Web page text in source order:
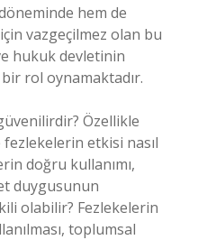
hem de
vazgeçilmez olan bu
hukuk devletinin
rol oynamaktadır.
Özellikle
etkisi nasıl
doğru kullanımı,
duygusunun
olabilir? Fezlekelerin
toplumsal